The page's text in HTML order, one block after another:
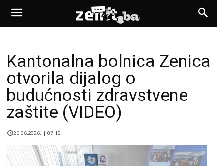
Kantonalna bolnica Zenica
otvorila dijalog o
budućnosti zdravstvene
zaštite (VIDEO)
26.06.2026. | 07:12